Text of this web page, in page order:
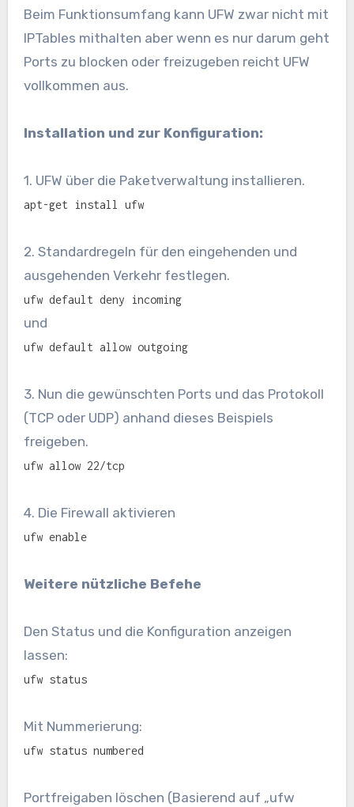
Beim Funktionsumfang kann UFW zwar nicht mit
IPTables mithalten aber wenn es nur darum geht
Ports zu blocken oder freizugeben reicht UFW
vollkommen aus.
Installation und zur Konfiguration:
1. UFW über die Paketverwaltung installieren.
apt-get install ufw
2. Standardregeln für den eingehenden und
ausgehenden Verkehr festlegen.
ufw default deny incoming
und
ufw default allow outgoing
3. Nun die gewünschten Ports und das Protokoll
(TCP oder UDP) anhand dieses Beispiels
freigeben.
ufw allow 22/tcp
4. Die Firewall aktivieren
ufw enable
Weitere nützliche Befehe
Den Status und die Konfiguration anzeigen
lassen:
ufw status
Mit Nummerierung:
ufw status numbered
Portfreigaben löschen (Basierend auf „ufw